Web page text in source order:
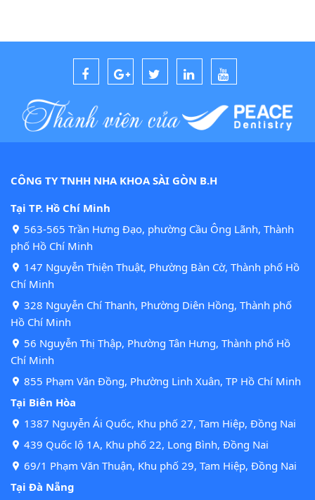
CÔNG TY TNHH NHA KHOA SÀI GÒN B.H
Tại TP. Hồ Chí Minh
563-565 Trần Hưng Đạo, phường Cầu Ông Lãnh, Thành
phố Hồ Chí Minh
147 Nguyễn Thiện Thuật, Phường Bàn Cờ, Thành phố Hồ
Chí Minh
328 Nguyễn Chí Thanh, Phường Diên Hồng, Thành phố
Hồ Chí Minh
56 Nguyễn Thị Thập, Phường Tân Hưng, Thành phố Hồ
Chí Minh
855 Phạm Văn Đồng, Phường Linh Xuân, TP Hồ Chí Minh
Tại Biên Hòa
1387 Nguyễn Ái Quốc, Khu phố 27, Tam Hiệp, Đồng Nai
439 Quốc lộ 1A, Khu phố 22, Long Bình, Đồng Nai
69/1 Phạm Văn Thuận, Khu phố 29, Tam Hiệp, Đồng Nai
Tại Đà Nẵng